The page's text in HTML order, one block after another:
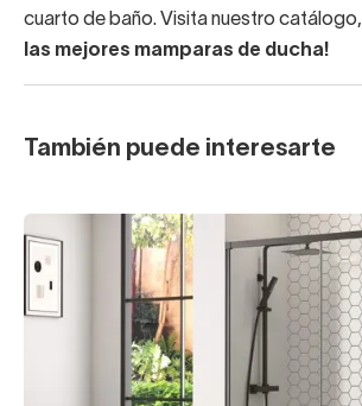
cuarto de baño. Visita nuestro catálogo,
las mejores mamparas de ducha!
También puede interesarte